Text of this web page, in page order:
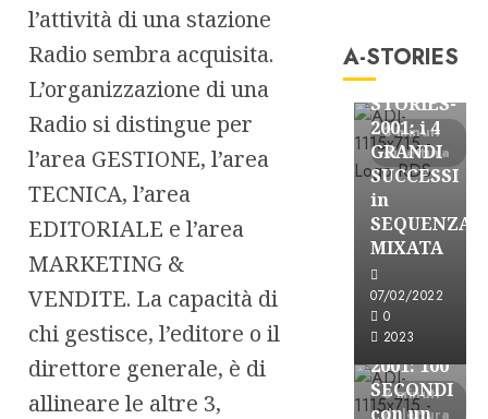
l’attività di una stazione
Radio sembra acquisita.
L’organizzazione di una
Radio si distingue per
l’area GESTIONE, l’area
TECNICA, l’area
EDITORIALE e l’area
MARKETING &
VENDITE. La capacità di
chi gestisce, l’editore o il
direttore generale, è di
allineare le altre 3,
A-STORIES
3 minuti
di lettura
FREE
A-
STORIES-
2001: i 4
GRANDI
SUCCESSI
in
SEQUENZA
MIXATA
07/02/2022
0
2023
3 minuti
di lettura
A-Stories
FREE
A-
STORIES-
2001: 100
SECONDI
con un